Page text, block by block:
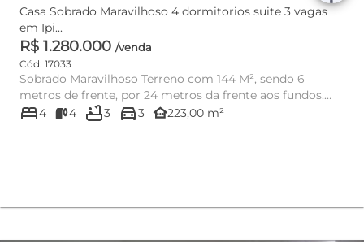
Casa Sobrado Maravilhoso 4 dormitorios suite 3 vagas
em Ipi...
R$ 1.280.000 /venda
Cód: 17033
Sobrado Maravilhoso Terreno com 144 M², sendo 6
metros de frente, por 24 metros da frente aos fundos.
São, 223 M² de áre...
bed4 4 bathtub3 directions_car3 other_houses223,00 m²